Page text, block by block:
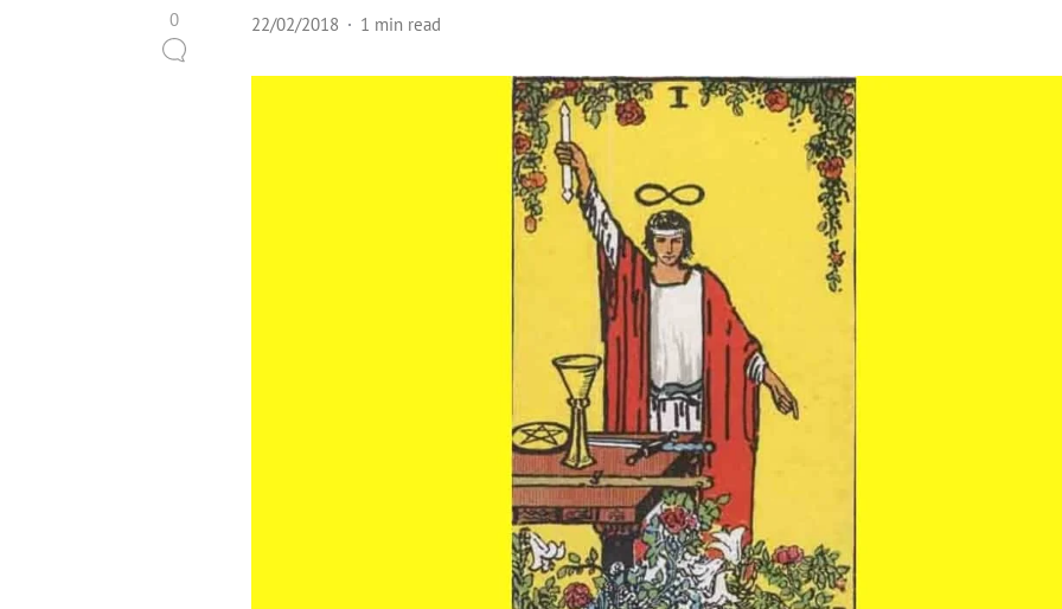
0
22/02/2018 1 min read